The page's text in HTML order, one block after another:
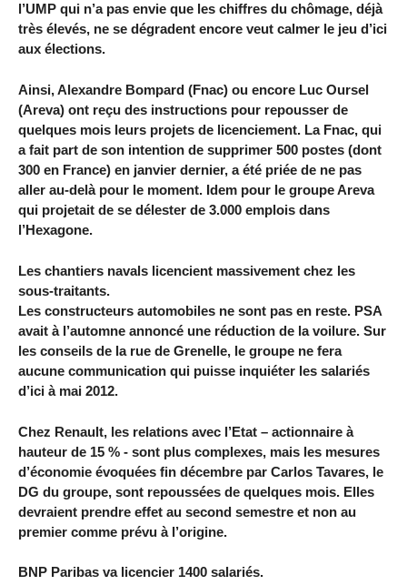
l’UMP qui n’a pas envie que les chiffres du chômage, déjà
très élevés, ne se dégradent encore veut calmer le jeu d’ici
aux élections.
Ainsi, Alexandre Bompard (Fnac) ou encore Luc Oursel
(Areva) ont reçu des instructions pour repousser de
quelques mois leurs projets de licenciement. La Fnac, qui
a fait part de son intention de supprimer 500 postes (dont
300 en France) en janvier dernier, a été priée de ne pas
aller au-delà pour le moment. Idem pour le groupe Areva
qui projetait de se délester de 3.000 emplois dans
l’Hexagone.
Les chantiers navals licencient massivement chez les
sous-traitants.
Les constructeurs automobiles ne sont pas en reste. PSA
avait à l’automne annoncé une réduction de la voilure. Sur
les conseils de la rue de Grenelle, le groupe ne fera
aucune communication qui puisse inquiéter les salariés
d’ici à mai 2012.
Chez Renault, les relations avec l’Etat – actionnaire à
hauteur de 15 % - sont plus complexes, mais les mesures
d’économie évoquées fin décembre par Carlos Tavares, le
DG du groupe, sont repoussées de quelques mois. Elles
devraient prendre effet au second semestre et non au
premier comme prévu à l’origine.
BNP Paribas va licencier 1400 salariés.